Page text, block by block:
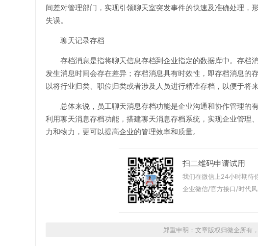
间差对管理部门，实现引领聊天室突发事件的快速及准确处理，
失误。
聊天记录存档
存档消息是指将聊天信息存档到企业指定的数据库中。存档
发生消息时间会存在差异；存档消息具有时效性，即存档消息的
以将行业归类、职位归类或者涉及人员进行精准存档，以便于将来
总体来说，员工聊天消息存档功能是企业沟通和协作管理的
利用聊天消息存档功能，搭建聊天消息存档系统，实现企业管理
力和物力，更可以提高企业的管理效率和质量。
扫二维码申请试用
我们在微信上24小时期待
企业微信/官方接口/时代
郑重申明：文章版权归微企所有